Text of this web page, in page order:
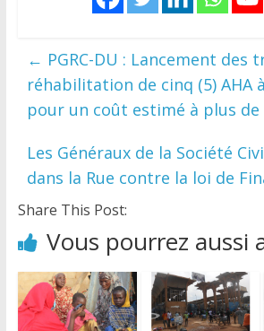
← PGRC-DU : Lancement des
réhabilitation de cinq (5) AHA
pour un coût estimé à plus
Les Généraux de la Société
dans la Rue contre la loi de
Share This Post:
Vous pourrez aussi